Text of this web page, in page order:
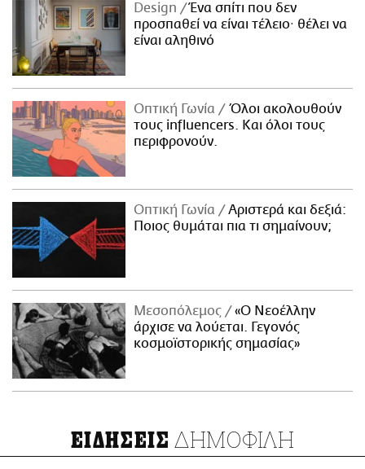
Design
Ένα σπίτι που δεν
προσπαθεί να είναι τέλειο· θέλει να
είναι αληθινό
Οπτική Γωνία
Όλοι ακολουθούν
τους influencers. Και όλοι τους
περιφρονούν.
Οπτική Γωνία
Αριστερά και δεξιά:
Ποιος θυμάται πια τι σημαίνουν;
Μεσοπόλεμος
«Ο Νεοέλλην
άρχισε να λούεται. Γεγονός
κοσμοϊστορικής σημασίας»
ΕΙΔΗΣΕΙΣ ΔΗΜΟΦΙΛΗ